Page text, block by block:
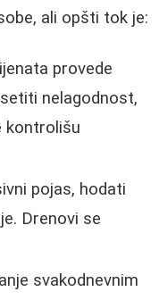
ali opšti tok je:
provede
nelagodnost,
kontrolišu
pojas, hodati
Drenovi se
svakodnevnim